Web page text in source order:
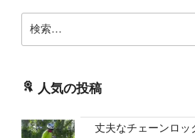
索:
人気の投稿
丈夫なチェーンロッ